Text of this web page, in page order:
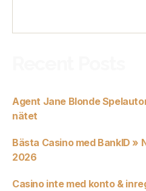
Agent Jane Blonde
nätet
Bästa Casino med BankID »
2026
Casino inte med konto &